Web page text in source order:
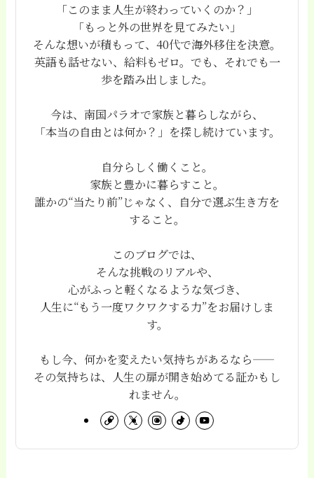
「このまま人生が終わっていくのか？」
「もっと外の世界を見てみたい」
そんな想いが積もって、40代で海外移住を決意。
英語も話せない、給料もゼロ。でも、それでも一
歩を踏み出しました。
今は、南国パラオで家族と暮らしながら、
「本当の自由とは何か？」を探し続けています。
自分らしく働くこと。
家族と豊かに暮らすこと。
誰かの“当たり前”じゃなく、自分で選ぶ生き方を
すること。
このブログでは、
そんな挑戦のリアルや、
心がふっと軽くなるような気づき、
人生に“もう一度ワクワクする力”をお届けしま
す。
もし今、何かを変えたい気持ちがあるなら——
その気持ちは、人生の扉が開き始めてる証かもし
れません。